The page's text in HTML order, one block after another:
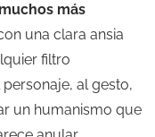
más
una clara ansia
filtro
al gesto,
un humanismo que